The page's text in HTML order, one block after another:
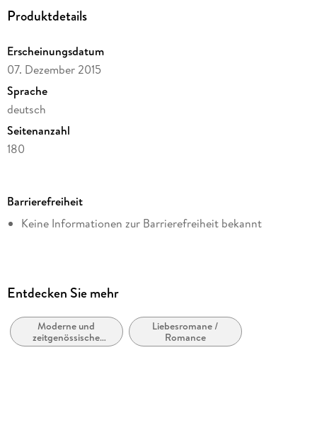
Produktdetails
Erscheinungsdatum
07. Dezember 2015
Sprache
deutsch
Seitenanzahl
180
Altersempfehlung
ab 16 Jahre
Autor/Autorin
Verlag/Hersteller
via tolino media
Barrierefreiheit
Keine Informationen zur Barrierefreiheit bekannt
Entdecken Sie mehr
Moderne und
zeitgenössische
Belletristik: allgemein
Liebesromane /
Romance